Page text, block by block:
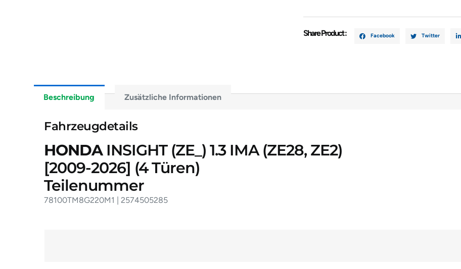
2574505285
Menge
Share Product : Facebook Twitter
Beschreibung Zusätzliche Informationen
Fahrzeugdetails
HONDAINSIGHT (ZE_) 1.3 IMA (ZE28, ZE2)
[2009-2026] (4 Türen)
Teilenummer
78100TM8G220M1 | 2574505285